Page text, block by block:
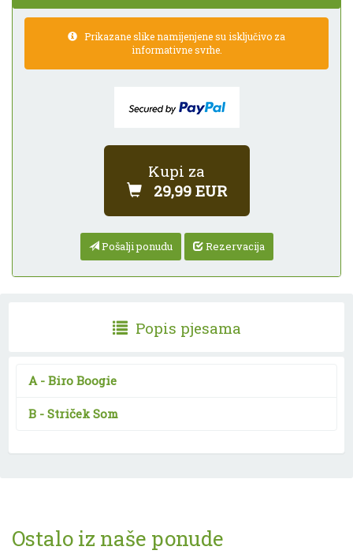
Prikazane slike namijenjene su isključivo za
informativne svrhe.
Kupi za
29,99 EUR
Pošalji ponudu Rezervacija
Popis pjesama
A - Biro Boogie
B - Striček Som
Ostalo iz naše ponude